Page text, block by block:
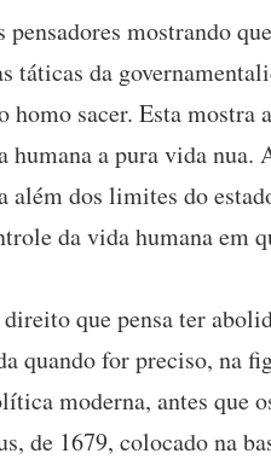
mostrando
da
homo sacer. Esta mostra a
humana a pura vida nua.
além dos limites do
da vida humana em
que pensa ter
quando for preciso, na
moderna, antes que
de 1679, colocado na